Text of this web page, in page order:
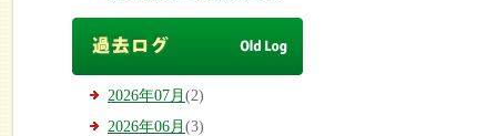
2026年07月 (2)
2026年06月 (3)